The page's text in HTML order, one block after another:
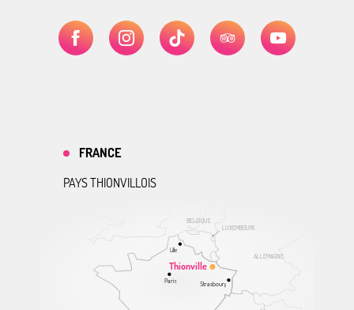
ALLEMAGNE
BELGIQUE
LUXEMBOURG
Thionville
Lille
Paris Strasbourg
FRANCE
PAYS THIONVILLOIS